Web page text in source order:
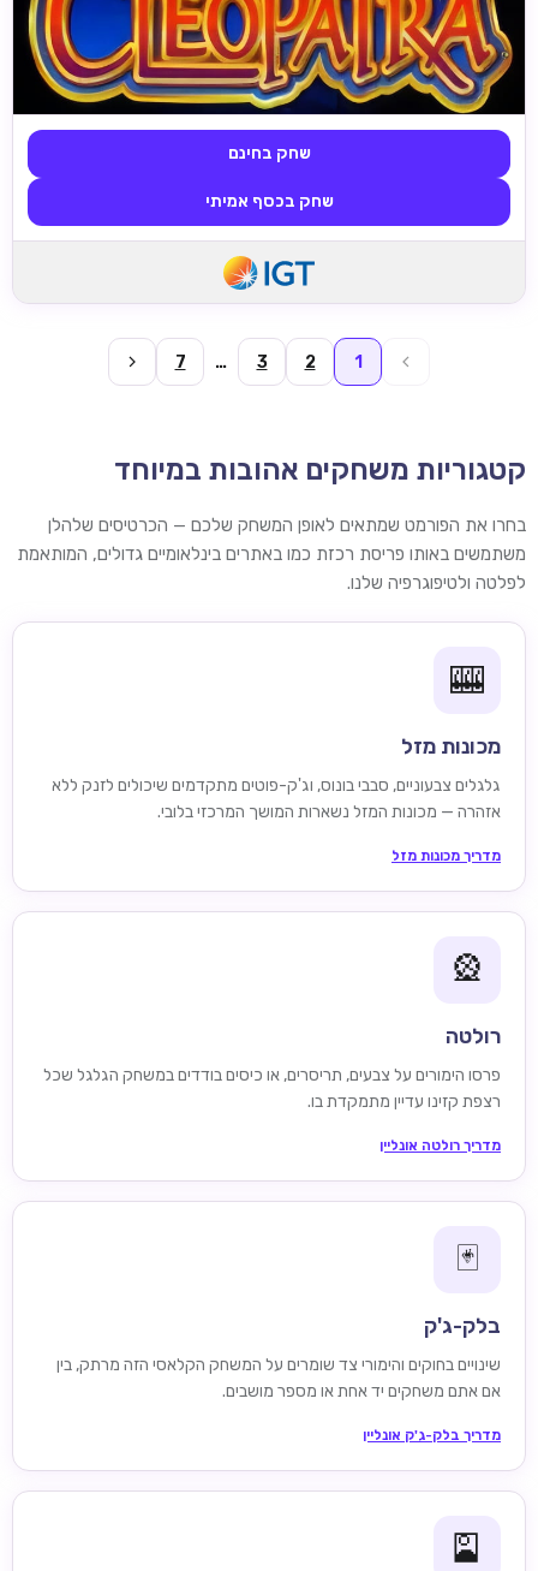
שחק בחינם
שחק בכסף אמיתי
1
2
3
…
7
קטגוריות משחקים אהובות במיוחד
בחרו את הפורמט שמתאים לאופן המשחק שלכם — הכרטיסים שלהלן
משתמשים באותו פריסת רכזת כמו באתרים בינלאומיים גדולים, המותאמת
לפלטה ולטיפוגרפיה שלנו.
🎰
מכונות מזל
גלגלים צבעוניים, סבבי בונוס, וג'ק-פוטים מתקדמים שיכולים לזנק ללא
אזהרה — מכונות המזל נשארות המושך המרכזי בלובי.
מדריך מכונות מזל
🎡
רולטה
פרסו הימורים על צבעים, תריסרים, או כיסים בודדים במשחק הגלגל שכל
רצפת קזינו עדיין מתמקדת בו.
מדריך רולטה אונליין
🃏
בלק-ג'ק
שינויים בחוקים והימורי צד שומרים על המשחק הקלאסי הזה מרתק, בין
אם אתם משחקים יד אחת או מספר מושבים.
מדריך בלק-ג'ק אונליין
🎴